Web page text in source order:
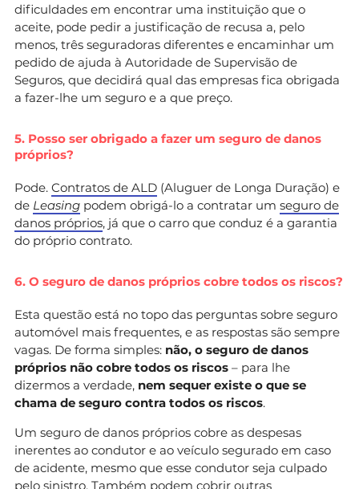
dificuldades em encontrar uma instituição que o
aceite, pode pedir a justificação de recusa a, pelo
menos, três seguradoras diferentes e encaminhar um
pedido de ajuda à Autoridade de Supervisão de
Seguros, que decidirá qual das empresas fica obrigada
a fazer-lhe um seguro e a que preço.
5. Posso ser obrigado a fazer um seguro de danos
próprios?
Pode. Contratos de ALD (Aluguer de Longa Duração) e
de Leasing podem obrigá-lo a contratar um seguro de
danos próprios, já que o carro que conduz é a garantia
do próprio contrato.
6. O seguro de danos próprios cobre todos os riscos?
Esta questão está no topo das perguntas sobre seguro
automóvel mais frequentes, e as respostas são sempre
vagas. De forma simples: não, o seguro de danos
próprios não cobre todos os riscos – para lhe
dizermos a verdade, nem sequer existe o que se
chama de seguro contra todos os riscos.
Um seguro de danos próprios cobre as despesas
inerentes ao condutor e ao veículo segurado em caso
de acidente, mesmo que esse condutor seja culpado
pelo sinistro. Também podem cobrir outras